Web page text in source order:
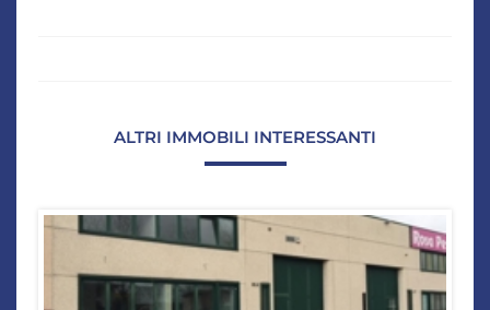
ALTRI IMMOBILI INTERESSANTI